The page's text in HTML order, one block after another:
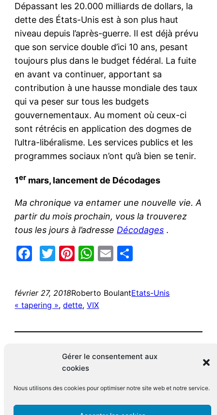
Gérer le consentement aux
cookies
Nous utilisons des cookies pour optimiser notre site web et notre service.
Dépassant les 20.000 milliards de dollars, la
dette des États-Unis est à son plus haut
niveau depuis l’après-guerre. Il est déjà prévu
que son service double d’ici 10 ans, pesant
toujours plus dans le budget fédéral. La fuite
en avant va continuer, apportant sa
contribution à une hausse mondiale des taux
qui va peser sur tous les budgets
gouvernementaux. Au moment où ceux-ci
sont rétrécis en application des dogmes de
l’ultra-libéralisme. Les services publics et les
programmes sociaux n’ont qu’à bien se tenir.
1er mars, lancement de Décodages
Ma chronique va entamer une nouvelle vie. A
partir du mois prochain, vous la trouverez
tous les jours à l’adresse Décodages .
Facebook
Twitter
Pinterest
WhatsApp
Email
février 27, 2018Roberto BoulantEtats-Unis
« tapering », dette, VIX